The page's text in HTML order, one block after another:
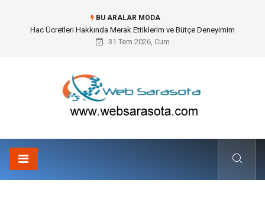
BU ARALAR MODA
Hac Ücretleri Hakkında Merak Ettiklerim ve Bütçe Deneyimim
31 Tem 2026, Cum